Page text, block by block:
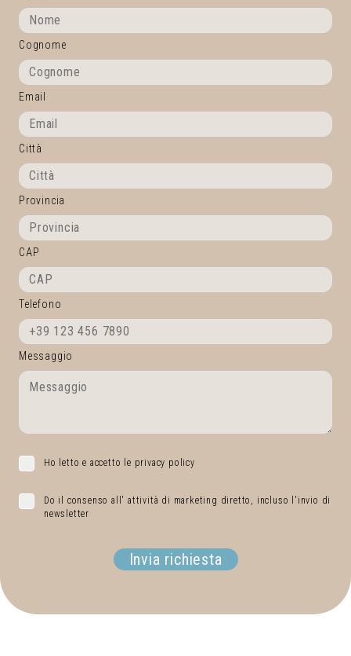
Cognome
Email
Città
Provincia
CAP
Telefono
Messaggio
Ho letto e accetto le privacy policy
Do il consenso all' attività di marketing diretto, incluso l'invio di
newsletter
Invia richiesta